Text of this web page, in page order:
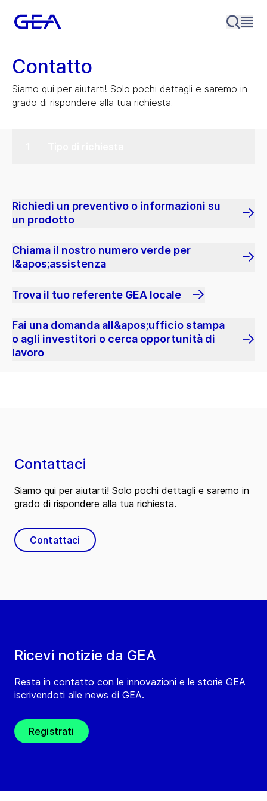
Contatto
Siamo qui per aiutarti! Solo pochi dettagli e saremo in
grado di rispondere alla tua richiesta.
Richiedi un preventivo o informazioni su
un prodotto
Chiama il nostro numero verde per
l&apos;assistenza
Trova il tuo referente GEA locale
Fai una domanda all&apos;ufficio stampa
o agli investitori o cerca opportunità di
lavoro
Ricevi notizie da GEA
Resta in contatto con le innovazioni e le storie GEA
iscrivendoti alle news di GEA.
Registrati
Contattaci
Siamo qui per aiutarti! Solo pochi dettagli e saremo in
grado di rispondere alla tua richiesta.
Contattaci